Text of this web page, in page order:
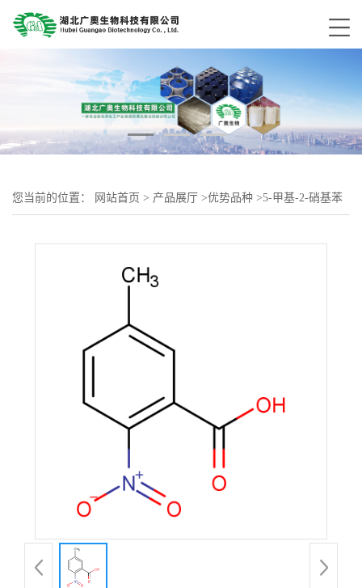
您当前的位置： 网站首页 > 产品展厅 >优势品种 >5-甲基-2-硝基苯